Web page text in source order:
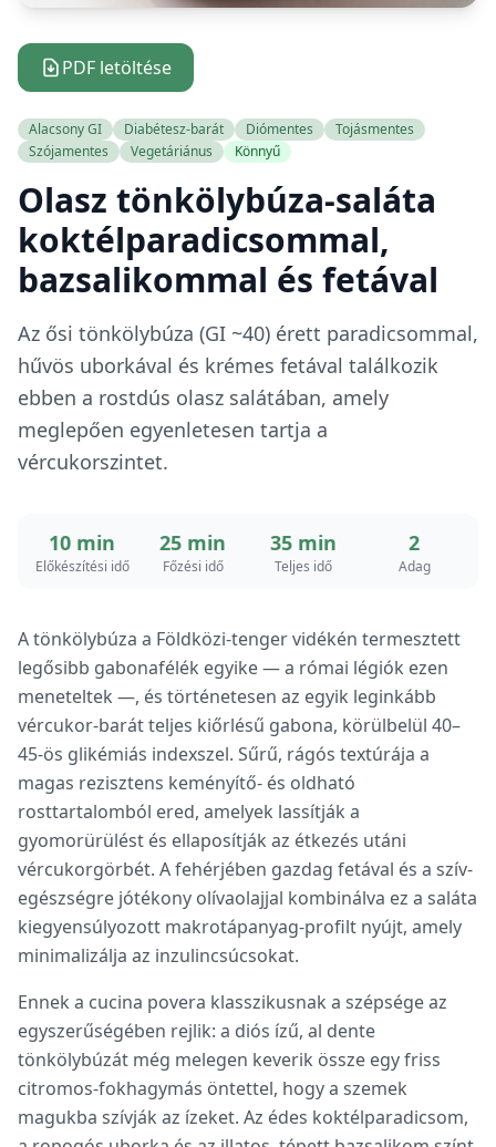
PDF letöltése
Alacsony GI Diabétesz-barát Diómentes
Tojásmentes
Szójamentes
Vegetáriánus Könnyű
Olasz tönkölybúza-saláta
koktélparadicsommal,
bazsalikommal és fetával
Az ősi tönkölybúza (GI ~40) érett paradicsommal,
hűvös uborkával és krémes fetával találkozik
ebben a rostdús olasz salátában, amely
meglepően egyenletesen tartja a
vércukorszintet.
10 min
Előkészítési idő
25 min
Főzési idő
35 min
Teljes idő
2
Adag
A tönkölybúza a Földközi-tenger vidékén termesztett
legősibb gabonafélék egyike — a római légiók ezen
meneteltek —, és történetesen az egyik leginkább
vércukor-barát teljes kiőrlésű gabona, körülbelül 40–
45-ös glikémiás indexszel. Sűrű, rágós textúrája a
magas rezisztens keményítő- és oldható
rosttartalomból ered, amelyek lassítják a
gyomorürülést és ellaposítják az étkezés utáni
vércukorgörbét. A fehérjében gazdag fetával és a szív-
egészségre jótékony olívaolajjal kombinálva ez a saláta
kiegyensúlyozott makrotápanyag-profilt nyújt, amely
minimalizálja az inzulincsúcsokat.
Ennek a cucina povera klasszikusnak a szépsége az
egyszerűségében rejlik: a diós ízű, al dente
tönkölybúzát még melegen keverik össze egy friss
citromos-fokhagymás öntettel, hogy a szemek
magukba szívják az ízeket. Az édes koktélparadicsom,